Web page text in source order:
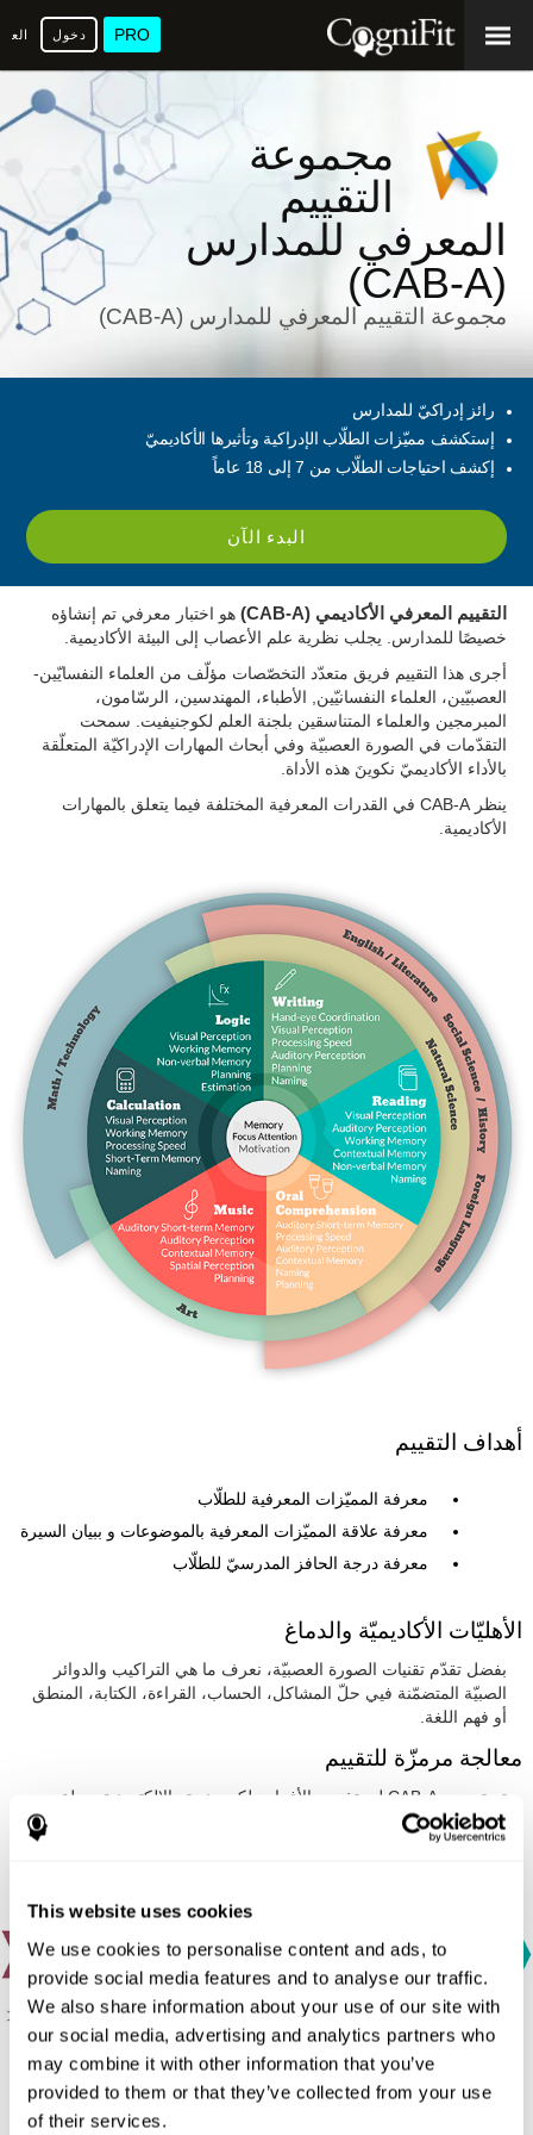
This website uses cookies
We use cookies to personalise content and ads, to
provide social media features and to analyse our traffic.
We also share information about your use of our site with
our social media, advertising and analytics partners who
may combine it with other information that you’ve
provided to them or that they’ve collected from your use
of their services.
PRO دخول
مجموعة
التقييم
المعرفي للمدارس
(CAB-A)
مجموعة التقييم المعرفي للمدارس (CAB-A)
رائز إدراكيّ للمدارس
إستكشف مميّزات الطلّاب الإدراكية وتأثيرها الأكاديميّ
إكشف احتياجات الطلّاب من 7 إلى 18 عاماً
البدء الآن
التقييم المعرفي الأكاديمي (CAB-A)
هو اختبار معرفي تم إنشاؤه
خصيصًا للمدارس. يجلب نظرية علم الأعصاب إلى البيئة الأكاديمية.
أجرى هذا التقييم فريق متعدّد التخصّصات مؤلّف من العلماء النفسايّين-
العصبيّين، العلماء النفسانيّين, الأطباء، المهندسين، الرسّامون،
المبرمجين والعلماء المتناسقين بلجنة العلم لكوجنيفيت. سمحت
التقدّمات في الصورة العصبيّة وفي أبحاث المهارات الإدراكيّة المتعلّقة
بالأداء الأكاديميّ نكوينَ هذه الأداة.
ينظر CAB-A في القدرات المعرفية المختلفة فيما يتعلق بالمهارات
الأكاديمية.
أهداف التقييم
معرفة المميّزات المعرفية للطلّاب
معرفة علاقة المميّزات المعرفية بالموضوعات و ببيان السيرة
معرفة درجة الحافز المدرسيّ للطلّاب
الأهليّات الأكاديميّة والدماغ
بفضل تقدّم تقنيات الصورة العصبيّة، نعرف ما هي التراكيب والدوائر
الصبيّة المتضمّنة فيي حلّ المشاكل، الحساب، القراءة، الكتابة، المنطق
أو فهم اللغة.
معالجة مرمزّة للتقييم
تم تصميم CAB-A ليستخدمه الأفراد ، لكن منصته الإلكترونية سهلة
الاستخدام تجعله متاحًا للمجموعات أيضًا.
على ما يعجبه ولايعجبه. يدفع الحافز التعلّم، وتالتالي إنّه مهمّ أن نعرف